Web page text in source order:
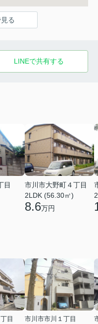
る
LINEで共有する
目
市川市大野町４丁目
2LDK (56.30㎡)
8.6万円
目
市川市市川１丁目